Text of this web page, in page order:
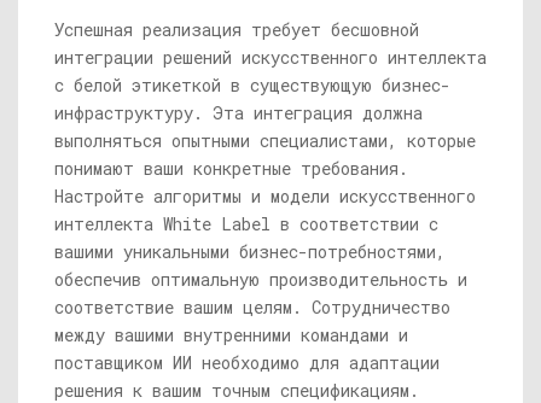
Успешная реализация требует бесшовной
интеграции решений искусственного интеллекта
с белой этикеткой в ​​существующую бизнес-
инфраструктуру. Эта интеграция должна
выполняться опытными специалистами, которые
понимают ваши конкретные требования.
Настройте алгоритмы и модели искусственного
интеллекта White Label в соответствии с
вашими уникальными бизнес-потребностями,
обеспечив оптимальную производительность и
соответствие вашим целям. Сотрудничество
между вашими внутренними командами и
поставщиком ИИ необходимо для адаптации
решения к вашим точным спецификациям.